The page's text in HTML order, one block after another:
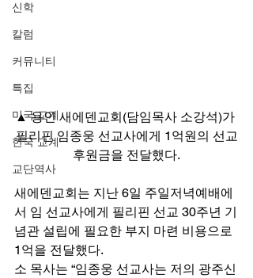
신학
칼럼
커뮤니티
특집
미국 교계
한국 교계
교단역사
▲ 용인 새에덴교회(담임목사 소강석)가
필리핀 임종웅 선교사에게 1억원의 선교
후원금을 전달했다.
새에덴교회는 지난 6일 주일저녁예배에
서 임 선교사에게 필리핀 선교 30주년 기
념관 설립에 필요한 부지 마련 비용으로
1억을 전달했다.
소 목사는 “임종웅 선교사는 저의 광주신